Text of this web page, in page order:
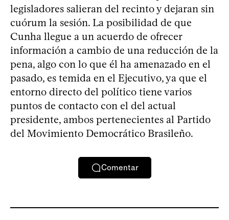
legisladores salieran del recinto y dejaran sin
cuórum la sesión. La posibilidad de que
Cunha llegue a un acuerdo de ofrecer
información a cambio de una reducción de la
pena, algo con lo que él ha amenazado en el
pasado, es temida en el Ejecutivo, ya que el
entorno directo del político tiene varios
puntos de contacto con el del actual
presidente, ambos pertenecientes al Partido
del Movimiento Democrático Brasileño.
Comentar